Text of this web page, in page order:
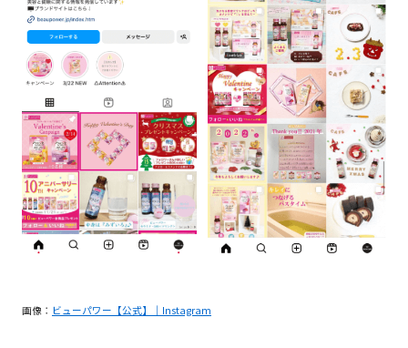
画像： ビューパワー【公式】｜Instagram